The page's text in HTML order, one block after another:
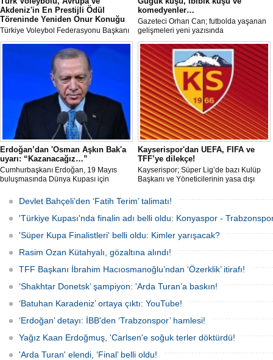
Akdeniz'in En Prestijli Ödül
Töreninde Yeniden Onur Konuğu
Türkiye Voleybol Federasyonu Başkanı
Mehmet Akif Üstündağ ile A Milli Kadın
Voleybol Takımı Başantrenörü Daniele
Santarelli, İtalya'nın başkenti Roma'da
düzenlenecek Euro-Mediterranean
Excellence Award 2026 (Akdeniz
Mükemmeliyet Ödülü) törenine 2. kez
resmi olarak davet edildi.
komedyenler…
Gazeteci Orhan Can; futbolda yaşanan
gelişmeleri yeni yazısında
değerlendirdi.
Erdoğan’dan 'Osman Aşkın Bak'a
uyarı: “Kazanacağız…”
Cumhurbaşkanı Erdoğan, 19 Mayıs
buluşmasında Dünya Kupası için
Spor Bakanı Osman Aşkın Bak’a,
"Sürpriz yapabiliriz deme, kazanacağız
diyeceksin" sözleriyle müdahale etti.
Kayserispor'dan UEFA, FIFA ve
TFF’ye dilekçe!
Kayserispor; Süper Lig’de bazı Kulüp
Başkanı ve Yöneticilerinin yasa dışı
ve FIFA’ya resmi dilekçe göndererek
ligin tescil edilmemesini talep edecek.
Devlet Bahçeli’den ‘Fatih Terim’ talimatı!
'Türkiye Kupası'nda finalin adı belli oldu: Konyaspor -
'Süper Kupa Finalistleri' belli oldu: Kimler yarışacak?
Rasim Ozan Kütahyalı, gözaltına alındı!
TFF Başkanı İbrahim Hacıosmanoğlu’ndan ‘Özerklik’ itirafı!
‘Shakhtar Donetsk’ şampiyon: 'Arda Turan’a baskın!
‘Batuhan Karadeniz’ ortaya çıktı: YouTube!
‘Erdoğan’ detayı: İBB'den ‘Trabzonspor’ hamlesi!
Yağız Kaan Erdoğmuş, 'Carlsen'e soğuk terler döktürdü!
'Arda Turan' elendi, ‘Final’ belli oldu!